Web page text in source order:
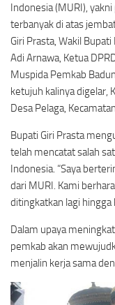
Indonesia (MURI),
terbanyak di atas
Giri Prasta, Wakil
Adi Arnawa, Ketua
Muspida Pemkab
ketujuh kalinya digelar,
Desa Pelaga,
Bupati Giri Prasta
telah mencatat salah
Indonesia. “Saya
dari MURI. Kami
ditingkatkan lagi hingga
Dalam upaya
pemkab akan
menjalin kerja sama